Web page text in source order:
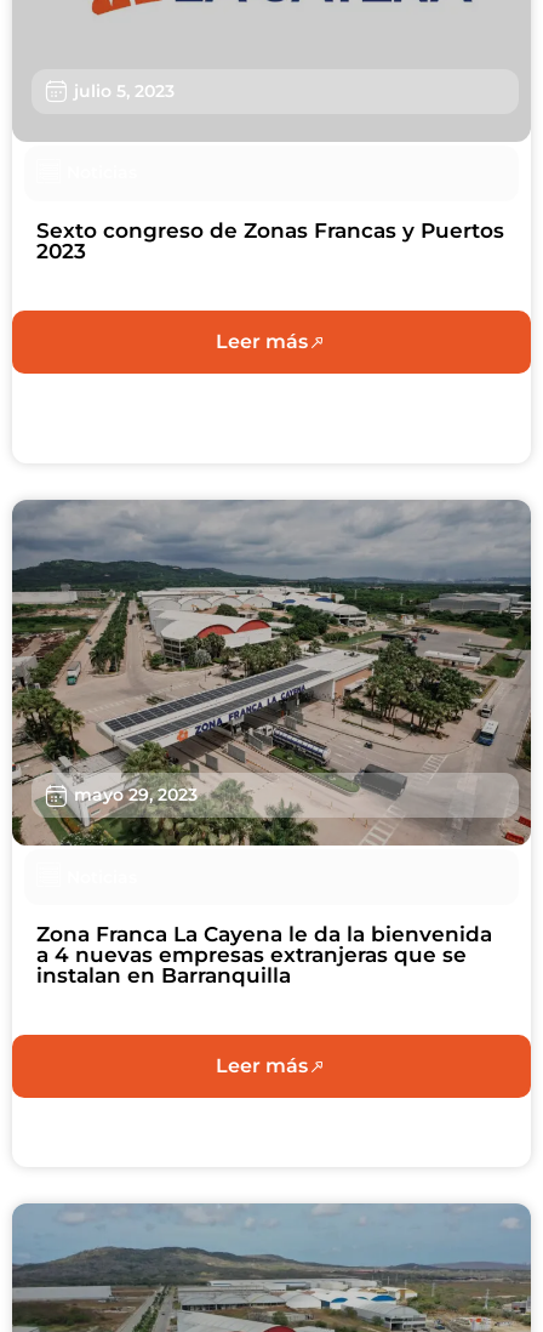
julio 5, 2023
Sexto congreso de Zonas Francas y Puertos
2023
Leer más
mayo 29, 2023
Zona Franca La Cayena le da la bienvenida
a 4 nuevas empresas extranjeras que se
instalan en Barranquilla
Leer más